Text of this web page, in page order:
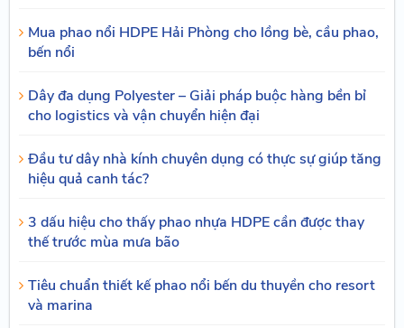
Mua phao nổi HDPE Hải Phòng cho lồng bè, cầu phao,
bến nổi
Dây đa dụng Polyester – Giải pháp buộc hàng bền bỉ
cho logistics và vận chuyển hiện đại
Đầu tư dây nhà kính chuyên dụng có thực sự giúp tăng
hiệu quả canh tác?
3 dấu hiệu cho thấy phao nhựa HDPE cần được thay
thế trước mùa mưa bão
Tiêu chuẩn thiết kế phao nổi bến du thuyền cho resort
và marina